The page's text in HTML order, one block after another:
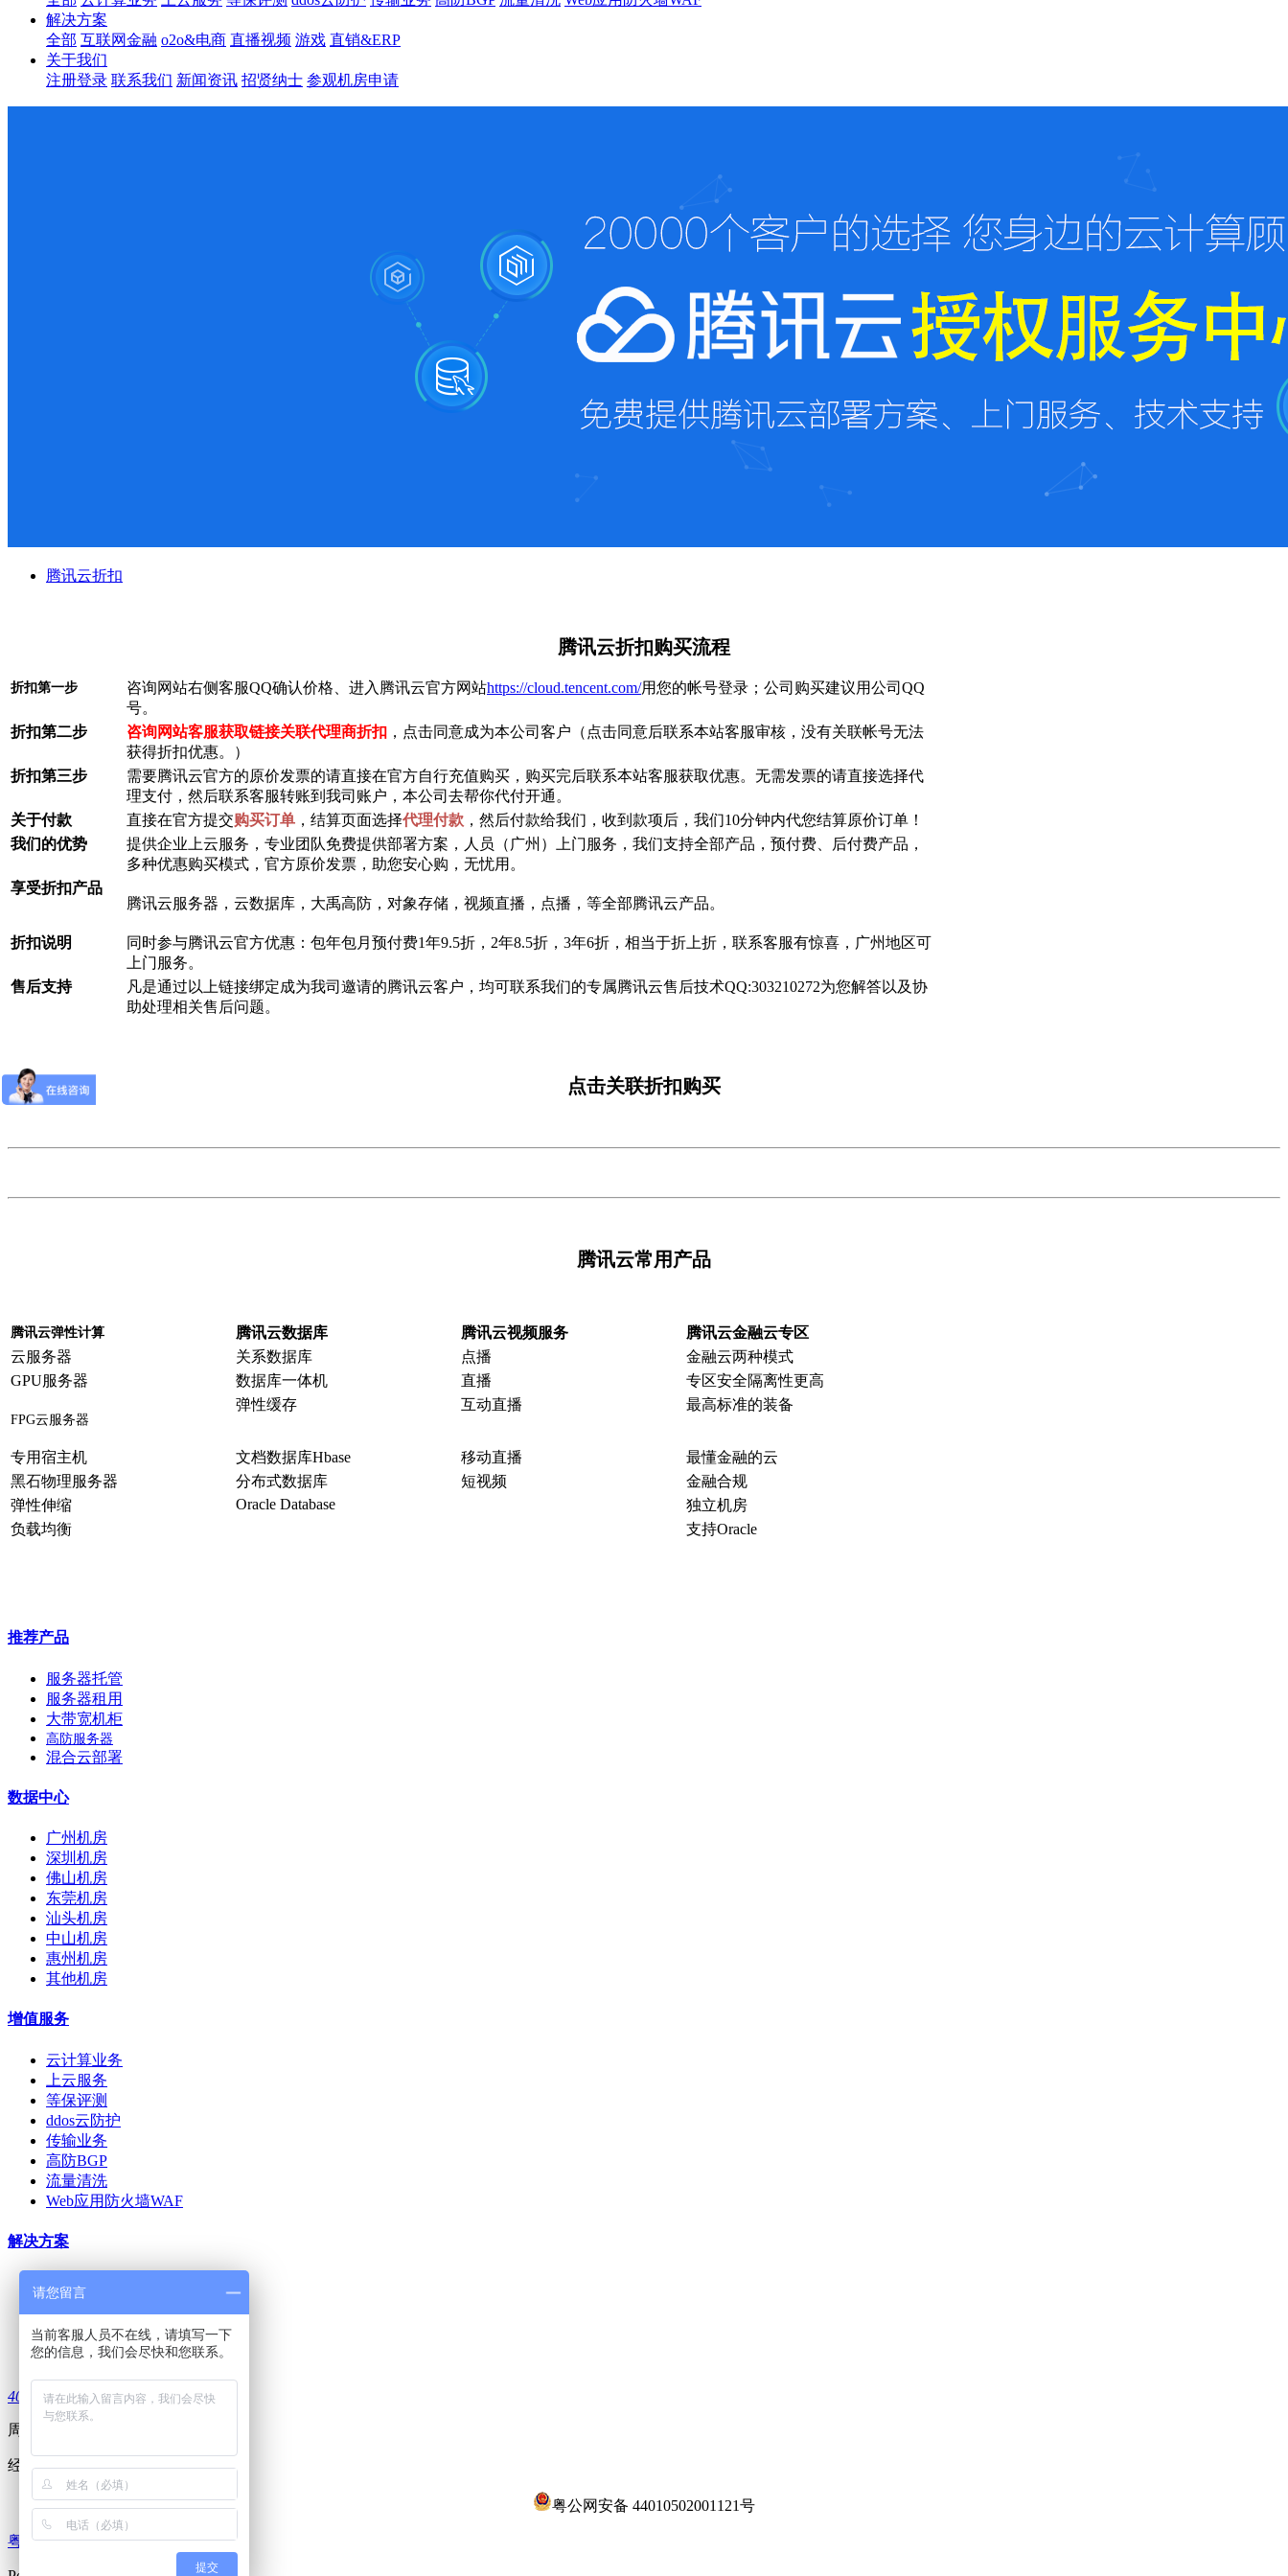
解决方案
全部 互联网金融 o2o&电商 直播视频 游戏 直销&ERP
关于我们
注册登录 联系我们 新闻资讯 招贤纳士 参观机房申请
腾讯云折扣
腾讯云折扣购买流程
折扣第一步 咨询网站右侧客服QQ确认价格、进入腾讯云官方网站https://cloud.tencent.com/用您的帐号登录；公司购买建议用公司QQ
号。
折扣第二步
咨询网站客服获取链接关联代理商折扣 ，点击同意成为本公司客户（点击同意后联系本站客服审核，没有关联帐号无法
获得折扣优惠。）
折扣第三步
需要腾讯云官方的原价发票的请直接在官方自行充值购买，购买完后联系本站客服获取优惠。无需发票的请直接选择代
理支付，然后联系客服转账到我司账户，本公司去帮你代付开通。
关于付款
直接在官方提交购买订单 ，结算页面选择代理付款 ，然后付款给我们，收到款项后，我们10分钟内代您结算原价订单！
我们的优势
提供企业上云服务，专业团队免费提供部署方案，人员（广州）上门服务，我们支持全部产品，预付费、后付费产品，
多种优惠购买模式，官方原价发票，助您安心购，无忧用。
享受折扣产品
腾讯云服务器，云数据库，大禹高防，对象存储，视频直播，点播，等全部腾讯云产品。
折扣说明
同时参与腾讯云官方优惠：包年包月预付费1年9.5折，2年8.5折，3年6折，相当于折上折，联系客服有惊喜，广州地区可
上门服务。
售后支持
凡是通过以上链接绑定成为我司邀请的腾讯云客户，均可联系我们的专属腾讯云售后技术QQ:303210272为您解答以及协
助处理相关售后问题。
点击关联折扣购买
腾讯云常用产品
腾讯云弹性计算 腾讯云数据库 腾讯云视频服务
腾讯云金融云专区
云服务器
关系数据库 点播
金融云两种模式
GPU服务器
数据库一体机 直播 专区安全隔离性更高
FPG云服务器
弹性缓存 互动直播 最高标准的装备
专用宿主机 文档数据库Hbase 移动直播
最懂金融的云
黑石物理服务器
分布式数据库 短视频
金融合规
弹性伸缩
Oracle Database
独立机房
负载均衡
支持Oracle
推荐产品
服务器托管
服务器租用
大带宽机柜
高防服务器
混合云部署
数据中心
广州机房
深圳机房
佛山机房
东莞机房
汕头机房
中山机房
惠州机房
其他机房
增值服务
云计算业务
上云服务
等保评测
ddos云防护
传输业务
高防BGP
流量清洗
Web应用防火墙WAF
解决方案
o2o&电商
游戏
直销&ERP
400 688 1024
周一至周六：8:30~22:30
经营许可证编号：B1-20221503
粤公网安备 44010502001121号
​粤ICP备2021079956号
请您留言
当前客服人员不在线，请填写一下
您的信息，我们会尽快和您联系。
提交